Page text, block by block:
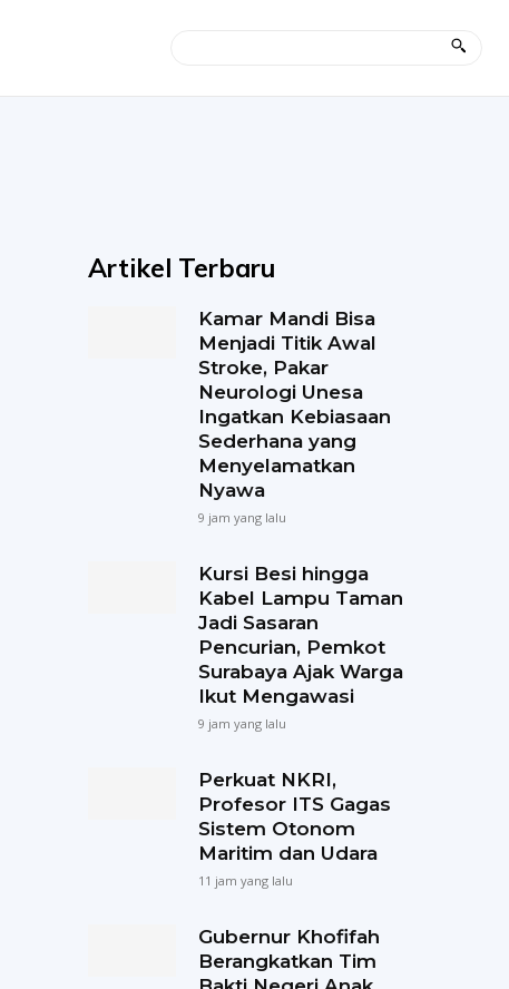
Artikel Terbaru
Kamar Mandi Bisa
Menjadi Titik Awal
Stroke, Pakar
Neurologi Unesa
Ingatkan Kebiasaan
Sederhana yang
Menyelamatkan
Nyawa
9 jam yang lalu
Kursi Besi hingga
Kabel Lampu Taman
Jadi Sasaran
Pencurian, Pemkot
Surabaya Ajak Warga
Ikut Mengawasi
9 jam yang lalu
Perkuat NKRI,
Profesor ITS Gagas
Sistem Otonom
Maritim dan Udara
11 jam yang lalu
Gubernur Khofifah
Berangkatkan Tim